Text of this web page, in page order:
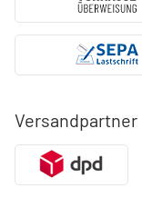
Versandpartner